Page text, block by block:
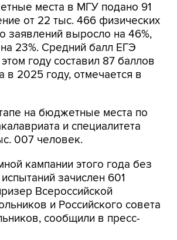
места в МГУ подано 91
от 22 тыс. 466 физических
заявлений выросло на 46%,
23%. Средний балл ЕГЭ
году составил 87 баллов
в 2025 году, отмечается в
на бюджетные места по
и специалитета
007 человек.
кампании этого года без
зачислен 601
Всероссийской
и Российского совета
сообщили в пресс-